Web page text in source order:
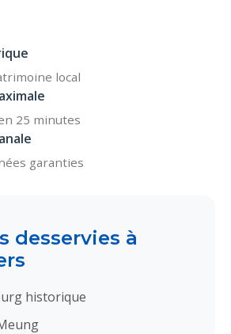
local
25 minutes
garanties
desservies à
historique